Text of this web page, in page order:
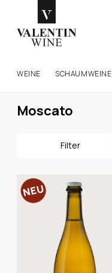
WEINE SCHAUMWEINE
Moscato
Filter